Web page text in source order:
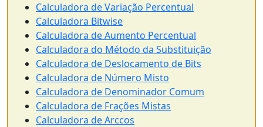
Calculadora de Variação Percentual
Calculadora Bitwise
Calculadora de Aumento Percentual
Calculadora do Método da Substituição
Calculadora de Deslocamento de Bits
Calculadora de Número Misto
Calculadora de Denominador Comum
Calculadora de Frações Mistas
Calculadora de Arccos